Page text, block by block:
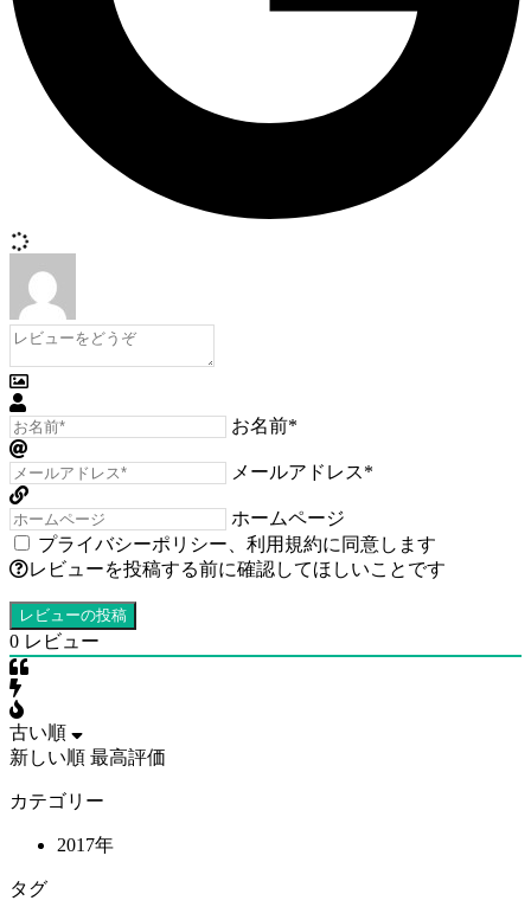
お名前*
メールアドレス*
ホームページ
プライバシーポリシー
利用規約に同意します
レビューを投稿する前に確認してほしいことです
0 レビュー
古い順
新しい順 最高評価
カテゴリー
2017年
タグ